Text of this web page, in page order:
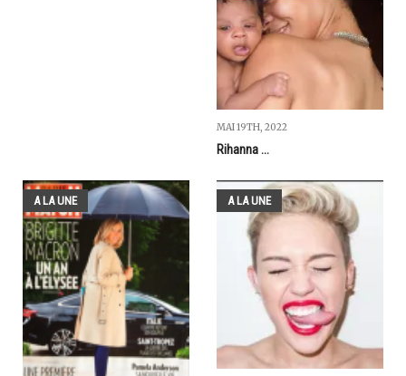
MAI 19TH, 2022
Rihanna ...
A LA UNE A LA UNE